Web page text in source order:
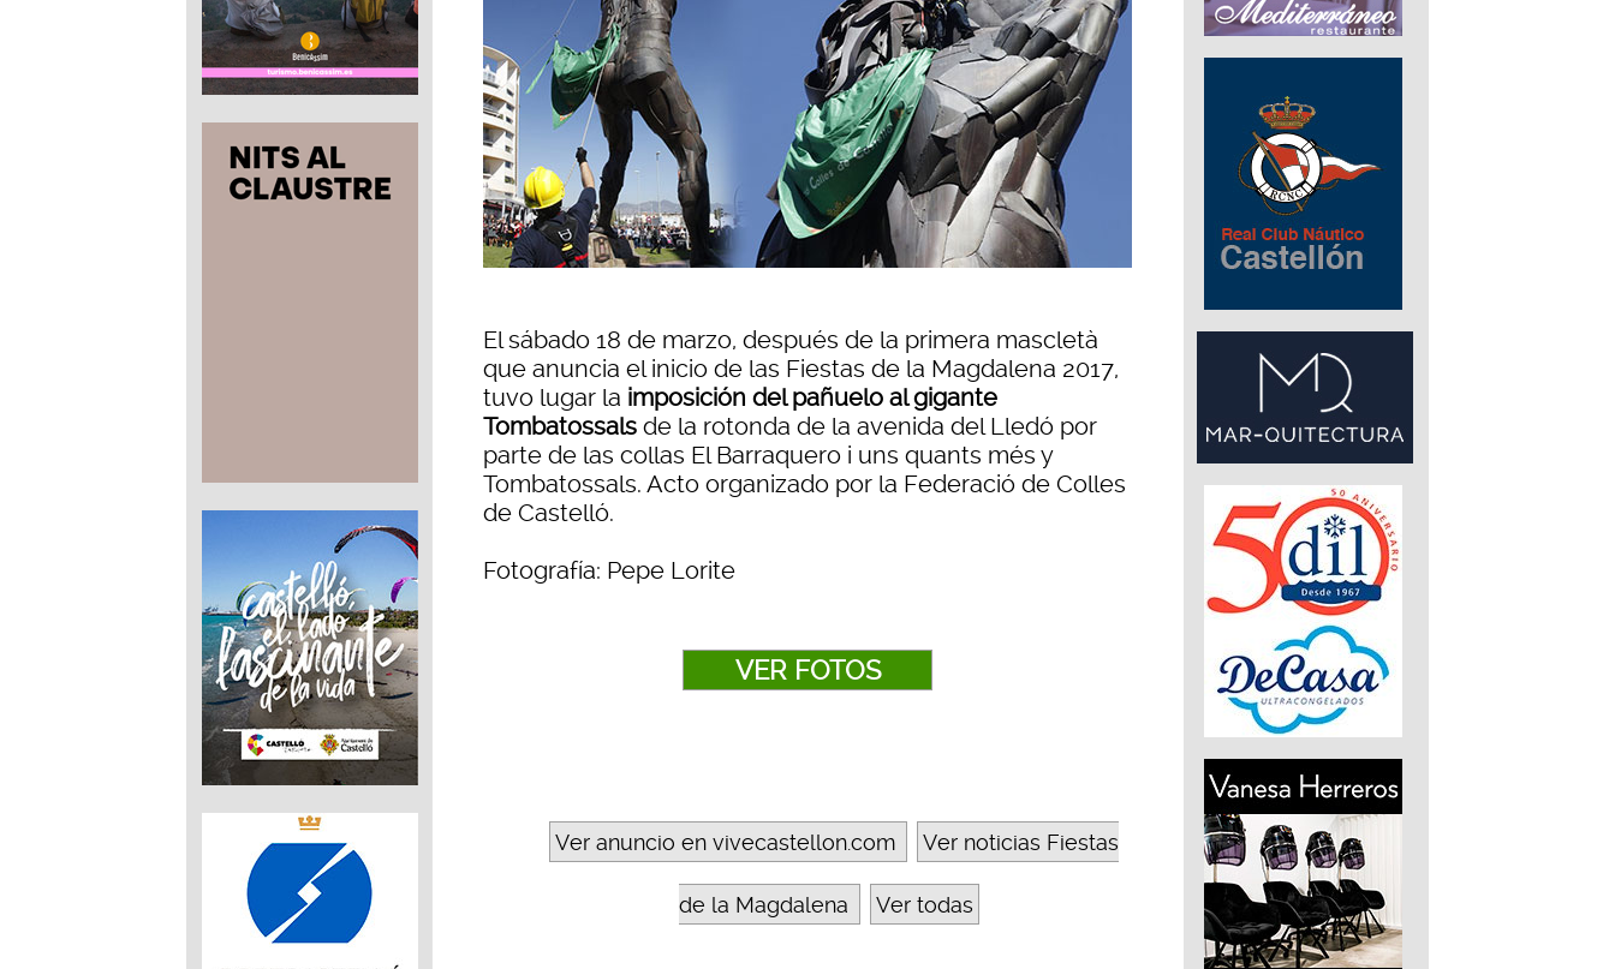
El sábado 18 de marzo, después de la primera mascletà
que anuncia el inicio de las Fiestas de la Magdalena 2017,
tuvo lugar la imposición del pañuelo al gigante
Tombatossals de la rotonda de la avenida del Lledó por
parte de las collas El Barraquero i uns quants més y
Tombatossals. Acto organizado por la Federació de Colles
de Castelló.
Fotografía: Pepe Lorite
VER FOTOS
Ver anuncio en vivecastellon.com Ver noticias Fiestas
de la Magdalena Ver todas